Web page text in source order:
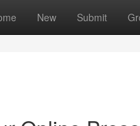
New Submit